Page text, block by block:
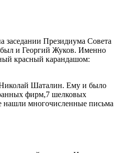
Президиума Совета
был и Георгий Жуков. Именно
красный карандашом:
Николай Шаталин. Ему и было
фирм,7 шелковых
нашли многочисленные письма